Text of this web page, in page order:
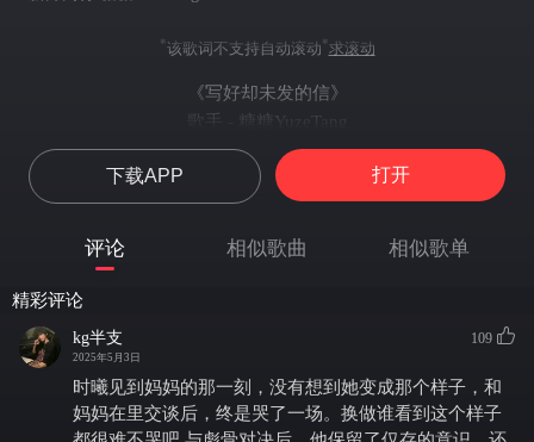
*该歌词不支持自动滚动*求滚动
《写好却未发的信》
歌手 - 糖糖YuzeTang
作曲 - Takna（梦鼠音乐）
作词 - 琉枷
骤雨过长街模糊光与影
玻璃幕倒映陌生的都市路径
梦里再忆起从前的风景
仿似橱窗里换走过气矜贵
再经典的精细也不会留低
从前筑起了繁华
下载APP 打开
评论 相似歌曲 相似歌单
精彩评论
kg半支
2025年5月3日
109
时曦见到妈妈的那一刻，没有想到她变成那个样子，和
妈妈在里交谈后，终是哭了一场。换做谁看到这个样子